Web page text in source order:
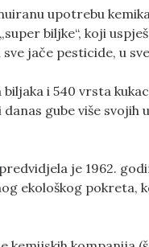
upotrebu
biljke“, koji
jače pesticide, u
i 540 vrsta
gube više svojih
je 1962.
ekološkog pokreta,